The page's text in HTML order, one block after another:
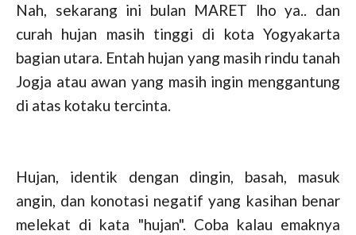
Nah, sekarang ini bulan MARET lho ya.. dan
curah hujan masih tinggi di kota Yogyakarta
bagian utara. Entah hujan yang masih rindu tanah
Jogja atau awan yang masih ingin menggantung
di atas kotaku tercinta.
Hujan, identik dengan dingin, basah, masuk
angin, dan konotasi negatif yang kasihan benar
melekat di kata "hujan". Coba kalau emaknya